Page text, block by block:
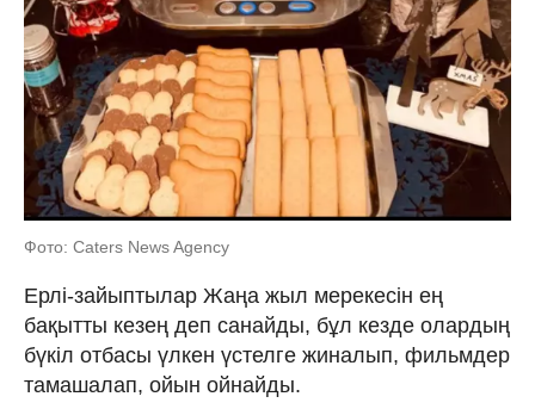
Фото: Caters News Agency
Ерлі-зайыптылар Жаңа жыл мерекесін ең
бақытты кезең деп санайды, бұл кезде олардың
бүкіл отбасы үлкен үстелге жиналып, фильмдер
тамашалап, ойын ойнайды.